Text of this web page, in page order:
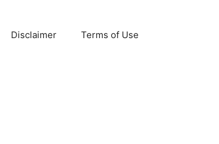
Disclaimer Terms of Use